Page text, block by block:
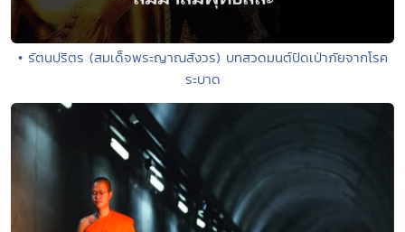
• รัตนปริตร (สมเด็จพระญาณสังวร) บทสวดมนต์ปัดเป่าภัยจากโรค
ระบาด